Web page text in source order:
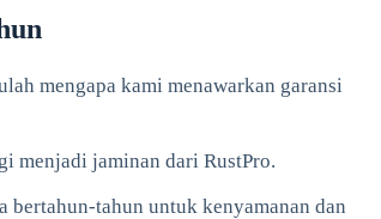
mengapa kami menawarkan garansi
menjadi jaminan dari RustPro.
bertahun-tahun untuk kenyamanan dan